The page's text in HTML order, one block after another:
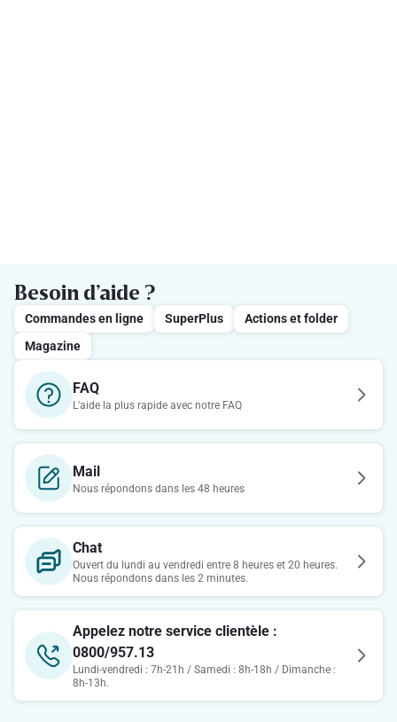
Besoin d’aide ?
Commandes en ligne SuperPlus
Actions et folder
Magazine
FAQ
L'aide la plus rapide avec notre FAQ
Mail
Nous répondons dans les 48 heures
Chat
Ouvert du lundi au vendredi entre 8 heures et 20 heures.
Nous répondons dans les 2 minutes.
Appelez notre service clientèle :
0800/957.13
Lundi-vendredi : 7h-21h / Samedi : 8h-18h / Dimanche :
8h-13h.